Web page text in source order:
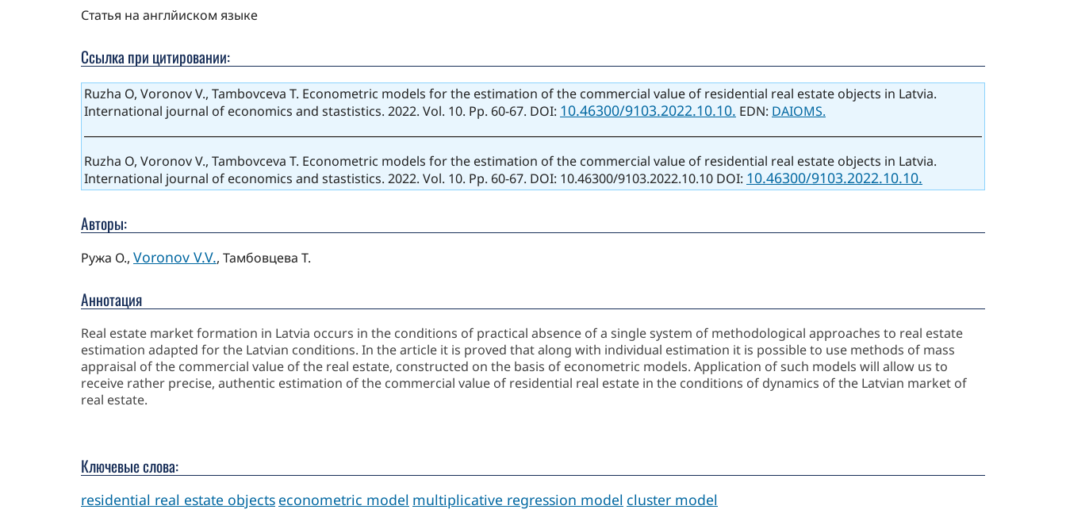
Статья на англйиском языке
Ссылка при цитировании:
Ruzha O, Voronov V., Tambovceva T. Econometric models for the estimation of the commercial value of residential real estate objects in Latvia.
International journal of economics and stastistics. 2022. Vol. 10. Pp. 60-67. DOI: 10.46300/9103.2022.10.10. EDN: DAIOMS.
Ruzha O, Voronov V., Tambovceva T. Econometric models for the estimation of the commercial value of residential real estate objects in Latvia.
International journal of economics and stastistics. 2022. Vol. 10. Pp. 60-67. DOI: 10.46300/9103.2022.10.10 DOI: 10.46300/9103.2022.10.10.
Авторы:
Ружа О., Voronov V.V., Тамбовцева Т.
Аннотация
Real estate market formation in Latvia occurs in the conditions of practical absence of a single system of methodological approaches to real estate
estimation adapted for the Latvian conditions. In the article it is proved that along with individual estimation it is possible to use methods of mass
appraisal of the commercial value of the real estate, constructed on the basis of econometric models. Application of such models will allow us to
receive rather precise, authentic estimation of the commercial value of residential real estate in the conditions of dynamics of the Latvian market of
real estate.
Ключевые слова:
residential real estate objects econometric model multiplicative regression model cluster model